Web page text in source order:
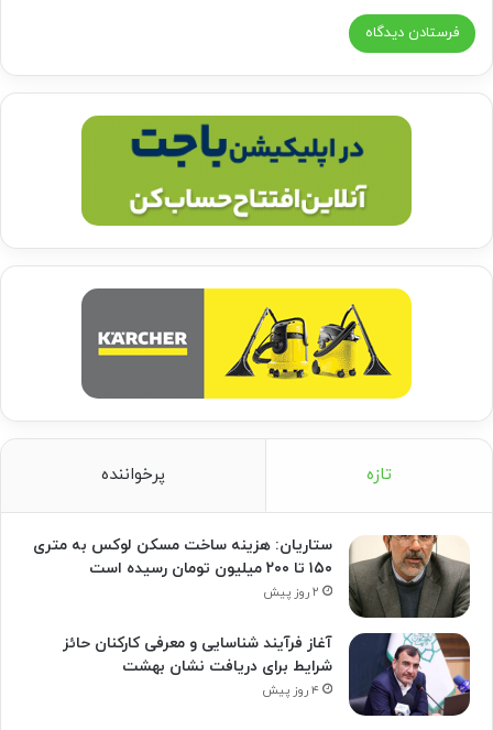
تازه پرخواننده
ستاریان: هزینه ساخت مسکن لوکس به متری
۱۵۰ تا ۲۰۰ میلیون تومان رسیده است
۲ روز پیش
آغاز فرآیند شناسایی و معرفی کارکنان حائز
شرایط برای دریافت نشان بهشت
۴ روز پیش